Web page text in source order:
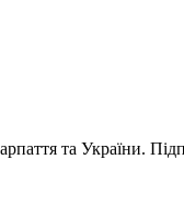
та України.